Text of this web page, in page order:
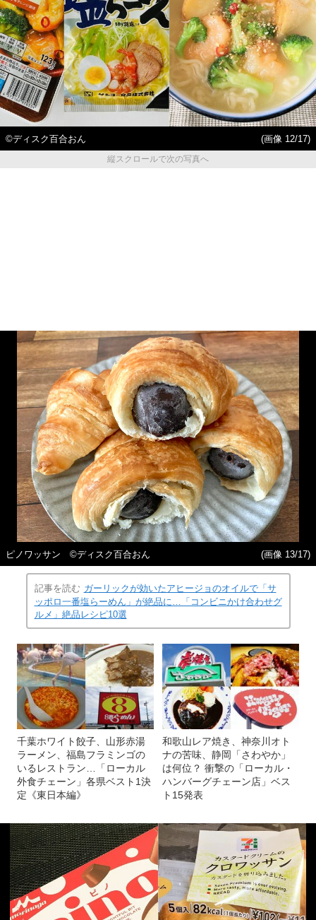
©ディスク百合おん
(画像 12/17)
縦スクロールで次の写真へ
ピノワッサン ©ディスク百合おん (画像 13/17)
記事を読む ガーリックが効いたアヒージョのオイルで「サ
ッポロ一番塩らーめん」が絶品に…「コンビニかけ合わせグ
ルメ」絶品レシピ10選
千葉ホワイト餃子、山形赤湯
ラーメン、福島フラミンゴの
いるレストラン…「ローカル
外食チェーン」各県ベスト1決
定《東日本編》
和歌山レア焼き、神奈川オト
ナの苦味、静岡「さわやか」
は何位？ 衝撃の「ローカル・
ハンバーグチェーン店」ベス
ト15発表